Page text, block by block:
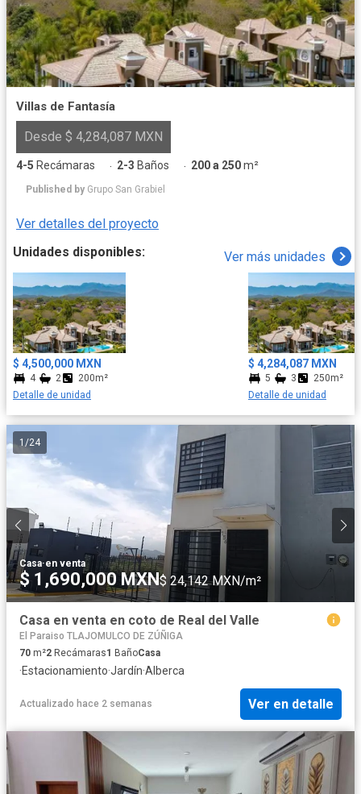
Villas de Fantasía
Desde $ 4,284,087 MXN
4-5 Recámaras · 2-3 Baños · 200 a 250m²
Published by Grupo San Grabiel
Ver detalles del proyecto
Unidades disponibles:
Ver más unidades
$ 4,500,000 MXN
4 2
200m²
Detalle de unidad
$ 4,284,087 MXN
5 3
250m²
Detalle de unidad
1 /24
Casa·en venta
$ 1,690,000 MXN$ 24,142 MXN/m²
Casa en venta en coto de Real del Valle
El Paraiso TLAJOMULCO DE ZÚÑIGA
70 m²2 Recámaras1 BañoCasa
·Estacionamiento·Jardín·Alberca
Actualizado hace 2 semanas Ver en detalle